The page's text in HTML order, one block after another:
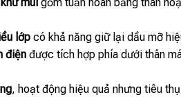
mùi gồm tuần hoàn bằng than
lớp có khả năng giữ lại dầu mỡ
điện được tích hợp phía dưới thân
, hoạt động hiệu quả nhưng tiêu